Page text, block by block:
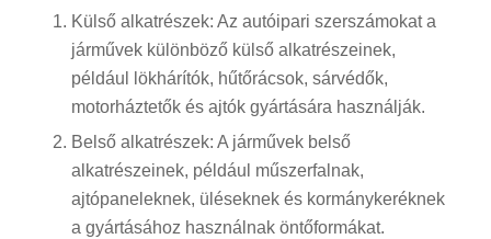
Külső alkatrészek: Az autóipari szerszámokat a
járművek különböző külső alkatrészeinek,
például lökhárítók, hűtőrácsok, sárvédők,
motorháztetők és ajtók gyártására használják.
Belső alkatrészek: A járművek belső
alkatrészeinek, például műszerfalnak,
ajtópaneleknek, üléseknek és kormánykeréknek
a gyártásához használnak öntőformákat.